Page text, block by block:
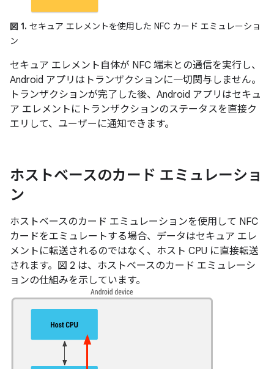
図 1. セキュア エレメントを使用した NFC カード エミュレーショ
ン
セキュア エレメント自体が NFC 端末との通信を実行し、
Android アプリはトランザクションに一切関与しません。
トランザクションが完了した後、Android アプリはセキュ
ア エレメントにトランザクションのステータスを直接ク
エリして、ユーザーに通知できます。
ホストベースのカード エミュレーショ
ン
ホストベースのカード エミュレーションを使用して NFC
カードをエミュレートする場合、データはセキュア エレ
メントに転送されるのではなく、ホスト CPU に直接転送
されます。図 2 は、ホストベースのカード エミュレーシ
ョンの仕組みを示しています。